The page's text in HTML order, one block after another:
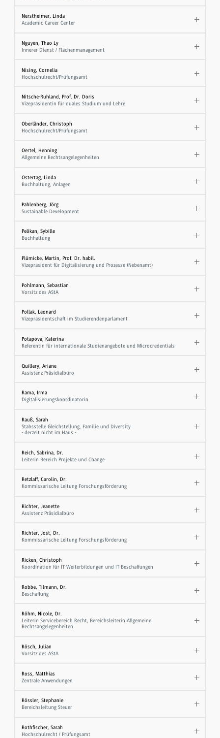
Nerstheimer, Linda
Academic Career Center
Nguyen, Thao Ly
Innerer Dienst / Flächenmanagement
Nising, Cornelia
Hochschulrecht/Prüfungsamt
Nitsche-Ruhland, Prof. Dr. Doris
Vizepräsidentin für duales Studium und Lehre
Oberländer, Christoph
Hochschulrecht/Prüfungsamt
Oertel, Henning
Allgemeine Rechtsangelegenheiten
Ostertag, Linda
Buchhaltung, Anlagen
Pahlenberg, Jörg
Sustainable Development
Pelikan, Sybille
Buchhaltung
Plümicke, Martin, Prof. Dr. habil.
Vizepräsident für Digitalisierung und Prozesse (Nebenamt)
Pohlmann, Sebastian
Vorsitz des AStA
Pollak, Leonard
Vizepräsidentschaft im Studierendenparlament
Potapova, Katerina
Referentin für internationale Studienangebote und Microcredentials
Quillery, Ariane
Assistenz Präsidialbüro
Rama, Irma
Digitalisierungskoordinatorin
Rauß, Sarah
Stabsstelle Gleichstellung, Familie und Diversity
- derzeit nicht im Haus -
Reich, Sabrina, Dr.
Leiterin Bereich Projekte und Change
Retzlaff, Carolin, Dr.
Kommissarische Leitung Forschungsförderung
Richter, Jeanette
Assistenz Präsidialbüro
Richter, Jost, Dr.
Kommissarische Leitung Forschungsförderung
Ricken, Christoph
Koordination für IT-Weiterbildungen und IT-Beschaffungen
Robbe, Tilmann, Dr.
Beschaffung
Röhm, Nicole, Dr.
Leiterin Servicebereich Recht, Bereichsleiterin Allgemeine
Rechtsangelegenheiten
Rösch, Julian
Vorsitz des AStA
Ross, Matthias
Zentrale Anwendungen
Rössler, Stephanie
Bereichsleitung Steuer
Rothfischer, Sarah
Hochschulrecht / Prüfungsamt